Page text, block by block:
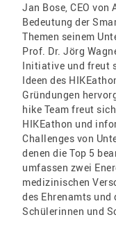
Jan Bose, CEO von
Bedeutung der
Themen seinem
Prof. Dr. Jörg
Initiative und freut
Ideen des
Gründungen
hike Team freut
HIKEathon und
Challenges von
denen die Top 5
umfassen zwei
medizinischen
des Ehrenamts
Schülerinnen und